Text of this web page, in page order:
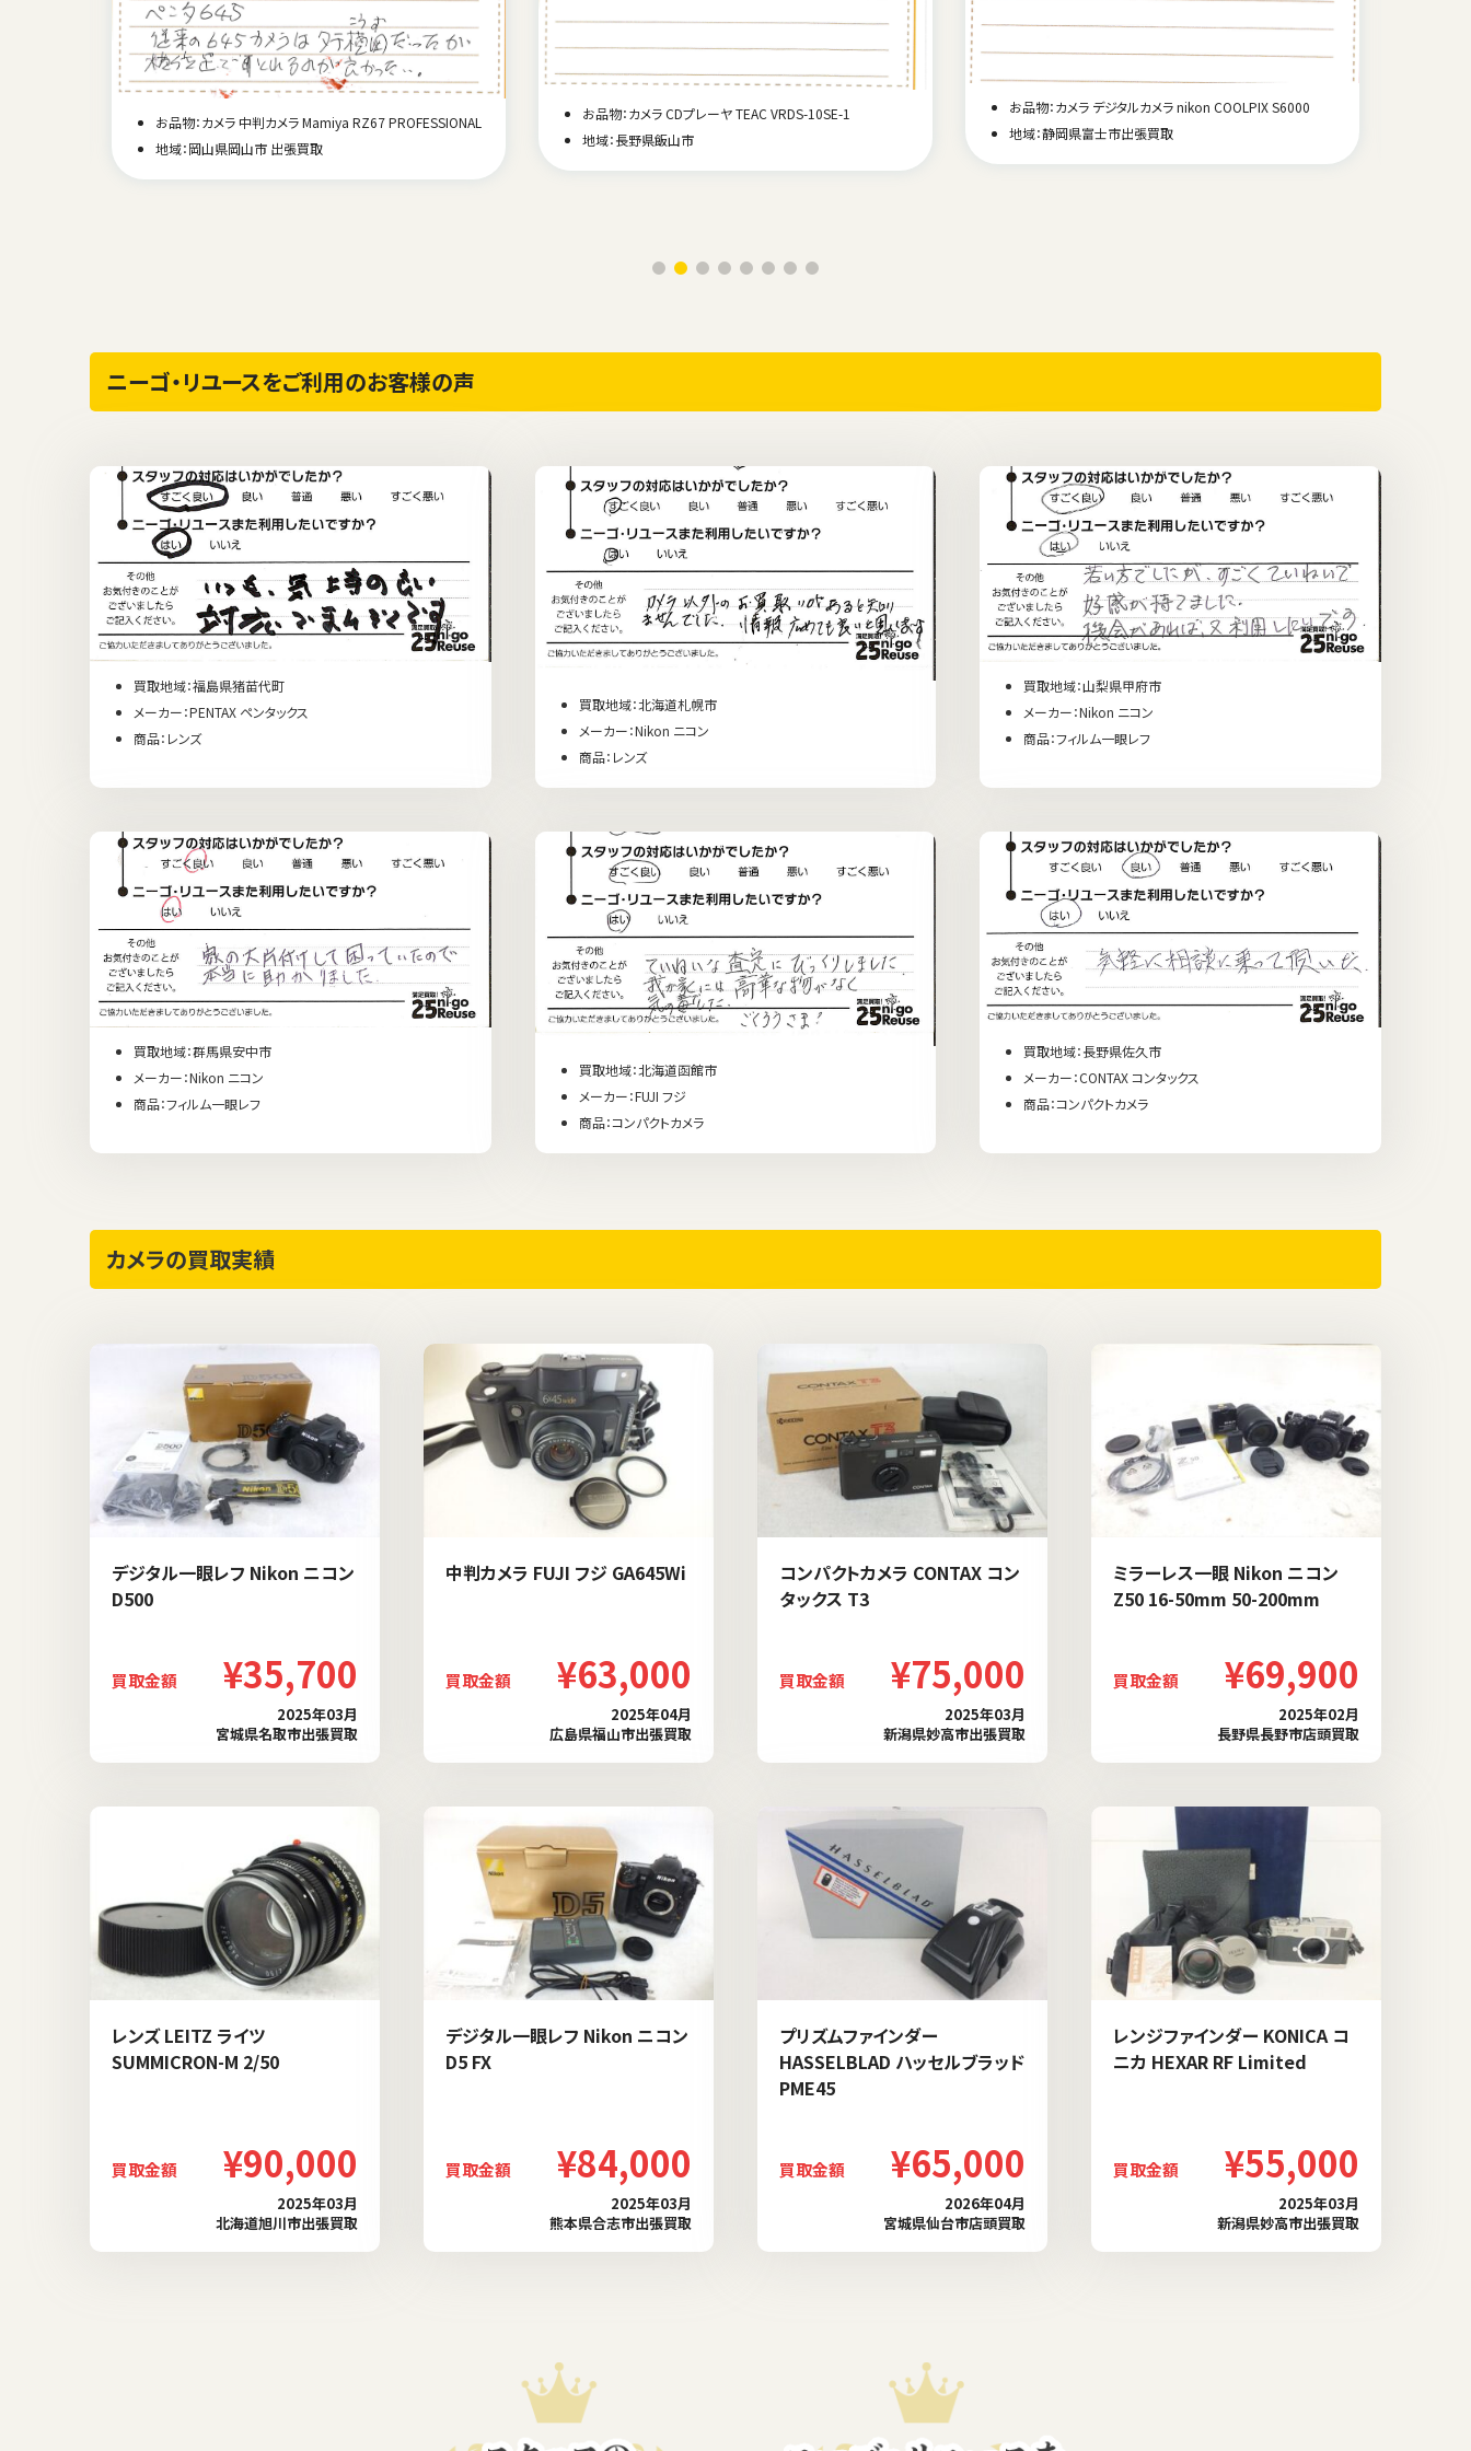
お品物：カメラ 中判カメラ Mamiya RZ67 PROFESSIONAL
地域：岡山県岡山市 出張買取
お品物：カメラ CDプレーヤ TEAC VRDS-10SE-1
地域：長野県飯山市
お品物：カメラ デジタルカメラ nikon COOLPIX S6000
地域：静岡県富士市出張買取
ニーゴ・リユースをご利用のお客様の声
買取地域：福島県猪苗代町
メーカー：PENTAX ペンタックス
商品：レンズ
買取地域：北海道札幌市
メーカー：Nikon ニコン
商品：レンズ
買取地域：山梨県甲府市
メーカー：Nikon ニコン
商品：フィルム一眼レフ
買取地域：群馬県安中市
メーカー：Nikon ニコン
商品：フィルム一眼レフ
買取地域：北海道函館市
メーカー：FUJI フジ
商品：コンパクトカメラ
買取地域：長野県佐久市
メーカー：CONTAX コンタックス
商品：コンパクトカメラ
カメラの買取実績
デジタル一眼レフ Nikon ニコン
D500
買取金額 ¥35,700
2025年03月
宮城県名取市出張買取
中判カメラ FUJI フジ GA645Wi
買取金額 ¥63,000
2025年04月
広島県福山市出張買取
コンパクトカメラ CONTAX コン
タックス T3
買取金額 ¥75,000
2025年03月
新潟県妙高市出張買取
ミラーレス一眼 Nikon ニコン
Z50 16-50mm 50-200mm
買取金額 ¥69,900
2025年02月
長野県長野市店頭買取
レンズ LEITZ ライツ
SUMMICRON-M 2/50
買取金額 ¥90,000
2025年03月
北海道旭川市出張買取
デジタル一眼レフ Nikon ニコン
D5 FX
買取金額 ¥84,000
2025年03月
熊本県合志市出張買取
プリズムファインダー
HASSELBLAD ハッセルブラッド
PME45
買取金額 ¥65,000
2026年04月
宮城県仙台市店頭買取
レンジファインダー KONICA コ
ニカ HEXAR RF Limited
買取金額 ¥55,000
2025年03月
新潟県妙高市出張買取